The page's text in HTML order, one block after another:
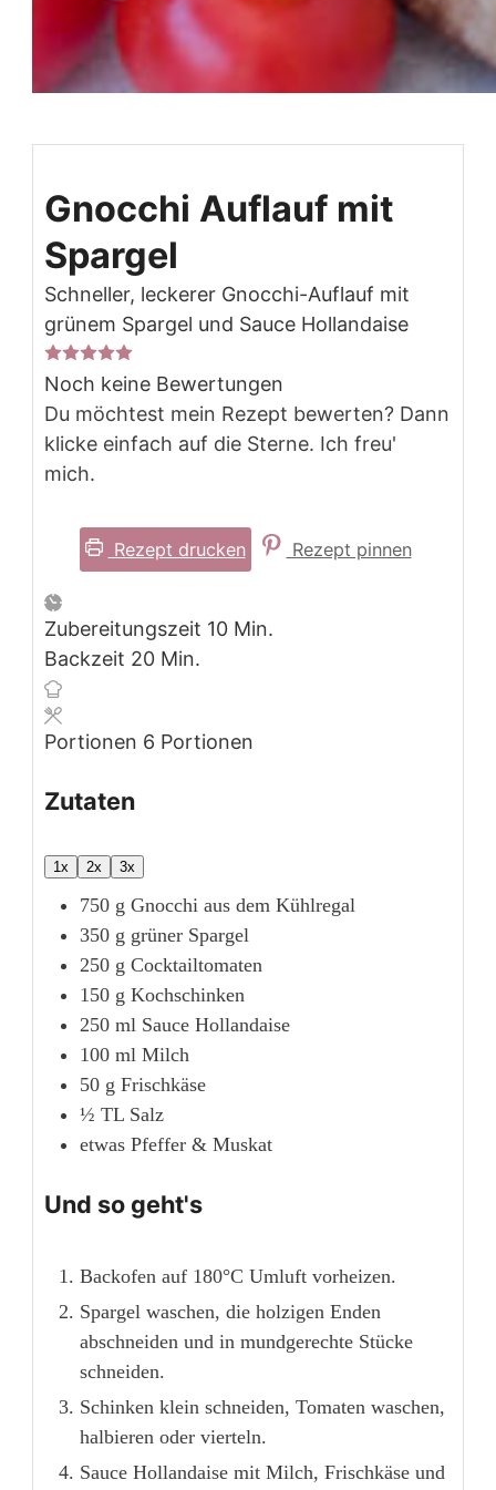
Gnocchi Auflauf mit
Spargel
Schneller, leckerer Gnocchi-Auflauf mit
grünem Spargel und Sauce Hollandaise
Noch keine Bewertungen
Du möchtest mein Rezept bewerten? Dann
klicke einfach auf die Sterne. Ich freu'
mich.
Rezept drucken Rezept pinnen
Zubereitungszeit 10Minuten
Min.
Backzeit 20Minuten
Min.
Portionen 6 Portionen
Zutaten
1x 2x 3x
750 g Gnocchi aus dem Kühlregal
350 g grüner Spargel
250 g Cocktailtomaten
150 g Kochschinken
250 ml Sauce Hollandaise
100 ml Milch
50 g Frischkäse
½ TL Salz
etwas Pfeffer & Muskat
Und so geht's
Backofen auf 180°C Umluft vorheizen.
Spargel waschen, die holzigen Enden
abschneiden und in mundgerechte Stücke
schneiden.
Schinken klein schneiden, Tomaten waschen,
halbieren oder vierteln.
Sauce Hollandaise mit Milch, Frischkäse und